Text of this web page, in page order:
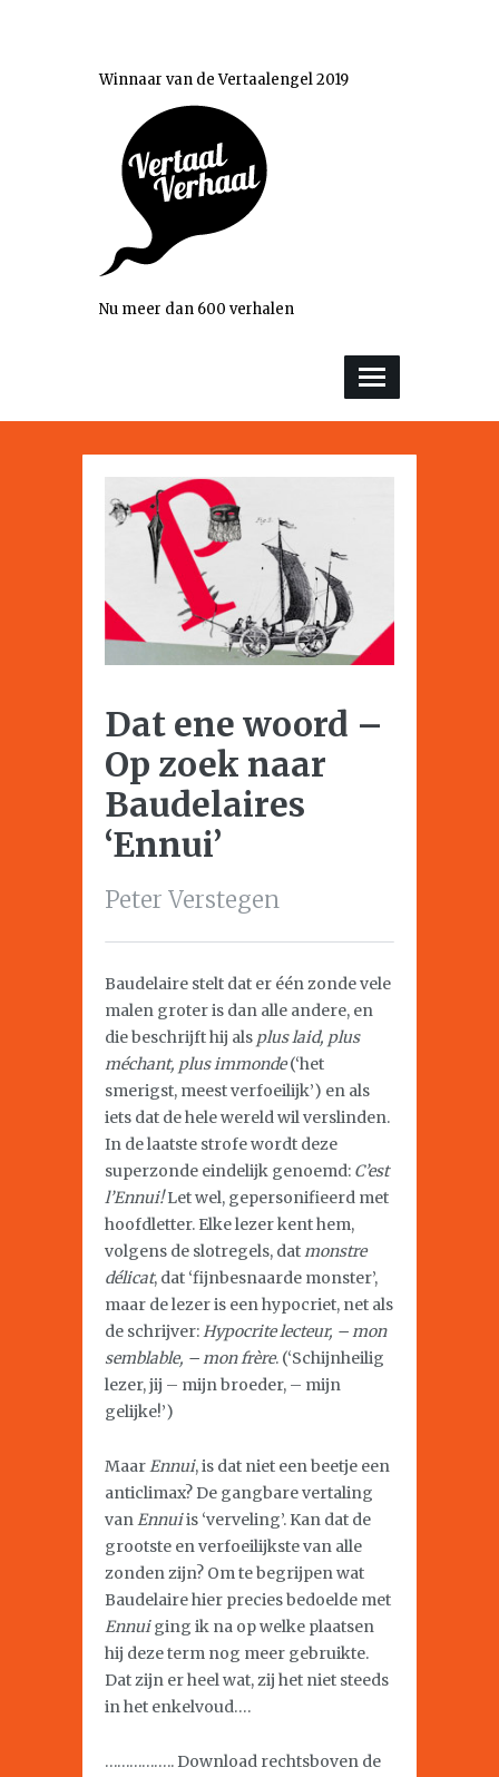
Winnaar van de Vertaalengel 2019
Nu meer dan 600 verhalen
Dat ene woord –
Op zoek naar
Baudelaires
‘Ennui’
Peter Verstegen
Baudelaire stelt dat er één zonde vele
malen groter is dan alle andere, en
die beschrijft hij als plus laid, plus
méchant, plus immonde(‘het
smerigst, meest verfoeilijk’) en als
iets dat de hele wereld wil verslinden.
In de laatste strofe wordt deze
superzonde eindelijk genoemd: C’est
l’Ennui!Let wel, gepersonifieerd met
hoofdletter. Elke lezer kent hem,
volgens de slotregels, datmonstre
délicat, dat ‘fijnbesnaarde monster’,
maar de lezer is een hypocriet, net als
de schrijver:Hypocrite lecteur, – mon
semblable, – mon frère. (‘Schijnheilig
lezer, jij – mijn broeder, – mijn
gelijke!’)
MaarEnnui, is dat niet een beetje een
anticlimax? De gangbare vertaling
vanEnnuiis ‘verveling’. Kan dat de
grootste en verfoeilijkste van alle
zonden zijn? Om te begrijpen wat
Baudelaire hier precies bedoelde met
Ennuiging ik na op welke plaatsen
hij deze term nog meer gebruikte.
Dat zijn er heel wat, zij het niet steeds
in het enkelvoud….
…………….. Download rechtsboven de